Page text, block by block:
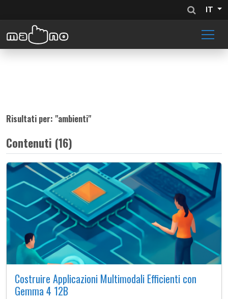
IT
Risultati per: "ambienti"
Contenuti (16)
Costruire Applicazioni Multimodali Efficienti con
Gemma 4 12B